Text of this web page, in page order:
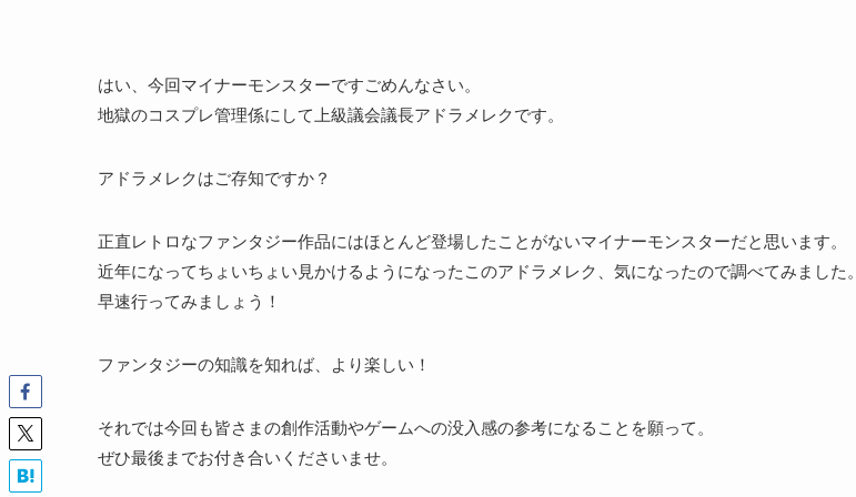
はい、今回マイナーモンスターですごめんなさい。
地獄のコスプレ管理係にして上級議会議長アドラメレクです。
アドラメレクはご存知ですか？
正直レトロなファンタジー作品にはほとんど登場したことがないマイナーモンスターだと思います。
近年になってちょいちょい見かけるようになったこのアドラメレク、気になったので調べてみました。
早速行ってみましょう！
ファンタジーの知識を知れば、より楽しい！
それでは今回も皆さまの創作活動やゲームへの没入感の参考になることを願って。
ぜひ最後までお付き合いくださいませ。